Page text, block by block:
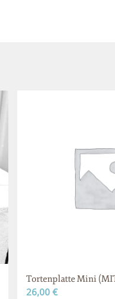
Tortenplatte Mini
26,00 €